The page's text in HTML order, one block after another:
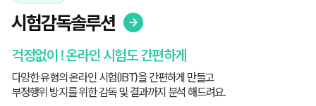
시험감독솔루션
걱정없이 ! 온라인 시험도 간편하게
다양한 유형의 온라인 시험(IBT)을 간편하게 만들고
부정행위 방지를 위한 감독 및 결과까지 분석 해드려요.